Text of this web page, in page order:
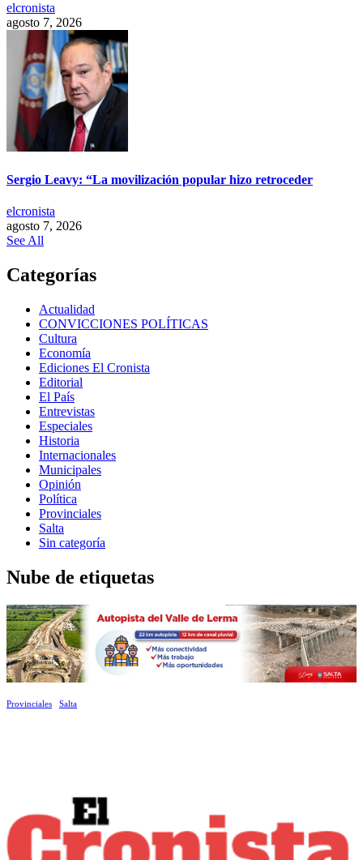
elcronista
agosto 7, 2026
Sergio Leavy: “La movilización popular hizo retroceder
elcronista
agosto 7, 2026
See All
Categorías
Actualidad
CONVICCIONES POLÍTICAS
Cultura
Economía
Ediciones El Cronista
Editorial
El País
Entrevistas
Especiales
Historia
Internacionales
Municipales
Opinión
Política
Provinciales
Salta
Sin categoría
Nube de etiquetas
Provinciales Salta